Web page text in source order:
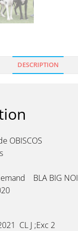
DESCRIPTION
OBISCOS
BLA BIG NOI
CL J ;Exc 2